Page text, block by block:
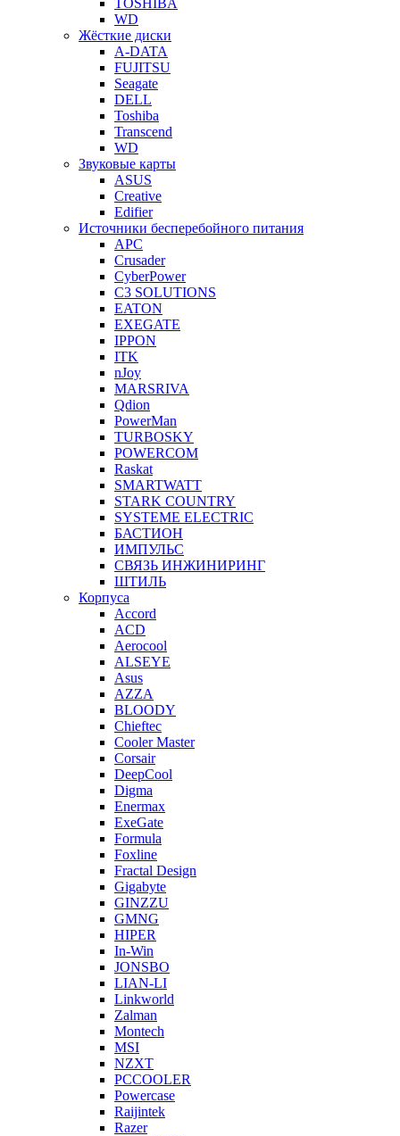
TOSHIBA
WD
Жёсткие диски
A-DATA
FUJITSU
Seagate
DELL
Toshiba
Transcend
WD
Звуковые карты
ASUS
Creative
Edifier
Источники бесперебойного питания
APC
Crusader
CyberPower
C3 SOLUTIONS
EATON
EXEGATE
IPPON
ITK
nJoy
MARSRIVA
Qdion
PowerMan
TURBOSKY
POWERCOM
Raskat
SMARTWATT
STARK COUNTRY
SYSTEME ELECTRIC
БАСТИОН
ИМПУЛЬС
СВЯЗЬ ИНЖИНИРИНГ
ШТИЛЬ
Корпуса
Accord
ACD
Aerocool
ALSEYE
Asus
AZZA
BLOODY
Chieftec
Cooler Master
Corsair
DeepCool
Digma
Enermax
ExeGate
Formula
Foxline
Fractal Design
Gigabyte
GINZZU
GMNG
HIPER
In-Win
JONSBO
LIAN-LI
Linkworld
Zalman
Montech
MSI
NZXT
PCCOOLER
Powercase
Raijintek
Razer